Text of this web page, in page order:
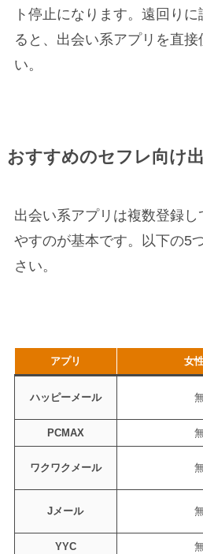
ト停止になります。遠回りに
ると、出会い系アプリを直
い。
おすすめのセフレ向け
出会い系アプリは複数登録
やすのが基本です。以下の5
さい。
アプリ 女
ハッピーメール
PCMAX
ワクワクメール
Jメール
YYC